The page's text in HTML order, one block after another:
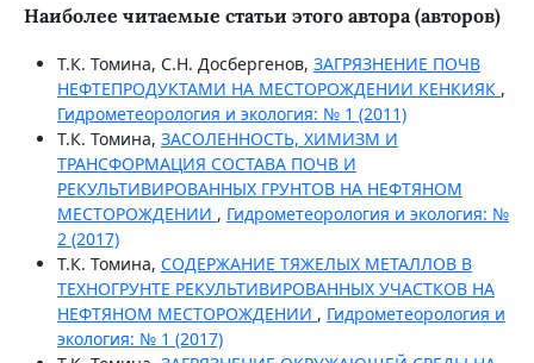
Наиболее читаемые статьи этого автора (авторов)
Т.К. Томина, С.Н. Досбергенов, ЗАГРЯЗНЕНИЕ ПОЧВ
НЕФТЕПРОДУКТАМИ НА МЕСТОРОЖДЕНИИ КЕНКИЯК ,
Гидрометеорология и экология: № 1 (2011)
Т.К. Томина, ЗАСОЛЕННОСТЬ, ХИМИЗМ И
ТРАНСФОРМАЦИЯ СОСТАВА ПОЧВ И
РЕКУЛЬТИВИРОВАННЫХ ГРУНТОВ НА НЕФТЯНОМ
МЕСТОРОЖДЕНИИ , Гидрометеорология и экология: №
2 (2017)
Т.К. Томина, СОДЕРЖАНИЕ ТЯЖЕЛЫХ МЕТАЛЛОВ В
ТЕХНОГРУНТЕ РЕКУЛЬТИВИРОВАННЫХ УЧАСТКОВ НА
НЕФТЯНОМ МЕСТОРОЖДЕНИИ , Гидрометеорология и
экология: № 1 (2017)